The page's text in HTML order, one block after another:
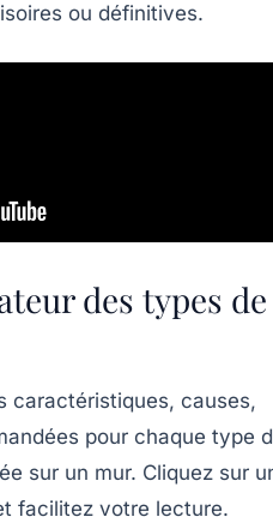
ou définitives.
des types de
caractéristiques, causes,
pour chaque type
sur un mur. Cliquez sur
facilitez votre lecture.